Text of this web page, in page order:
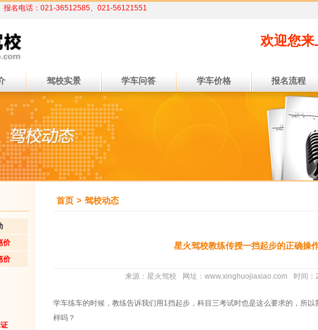
报名电话：021-36512585、021-56121551
欢迎您来
驾校实景 学车问答 学车价格 报名流程
价
价
首页 > 驾校动态
星火驾校教练传授一挡起步的正确操
来源：星火驾校 网址：www.xinghuojiaxiao.com 时间
学车练车的时候，教练告诉我们用1挡起步，科目三考试时也是这么要求的，所
样吗？